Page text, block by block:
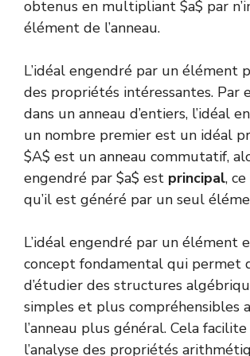
obtenus en multipliant $a$ par
élément de l’anneau.
L’idéal engendré par un élément
des propriétés intéressantes. Par
dans un anneau d’entiers, l’idéal
un nombre premier est un idéal
$A$ est un anneau commutatif,
engendré par $a$ est principal,
qu’il est généré par un seul
L’idéal engendré par un élément
concept fondamental qui permet
d’étudier des structures
simples et plus compréhensibles
l’anneau plus général. Cela
l’analyse des propriétés